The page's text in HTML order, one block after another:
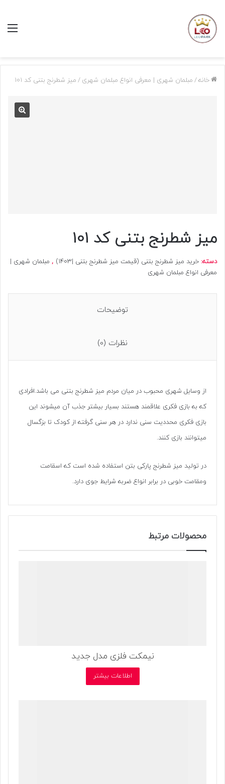
خانه/ مبلمان شهری | معرفی انواع مبلمان شهری / میز شطرنج بتنی کد 101
میز شطرنج بتنی کد 101
دسته: خرید میز شطرنج بتنی (قیمت میز شطرنج بتنی |1403) , مبلمان شهری |
معرفی انواع مبلمان شهری
توضیحات
نظرات (0)
از وسایل شهری محبوب در میان مردم میز شطرنج بتنی می باشد.افرادی
که به بازی فکری علاقمند هستند بسیار بیشتر جذب آن میشوند این
بازی فکری محددیت سنی ندارد در هر سنی گرفته از کودک تا بزگسال
میتوانند بازی کنند.
در تولید میز شطرنج پارکی بتن استفاده شده است که اسقامت
ومقامت خوبی در برابر انواع ضربه شرایط جوی دارد.
محصولات مرتبط
نیمکت فلزی مدل جدید
اطلاعات بیشتر